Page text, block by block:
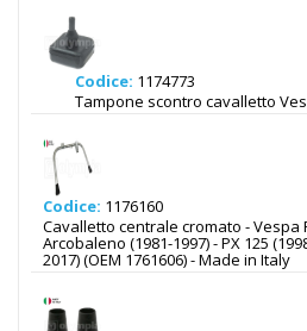
Codice: 1174773
Tampone scontro cavalletto
Codice: 1176160
Cavalletto centrale cromato - Vespa
Arcobaleno (1981-1997) - PX 125
2017) (OEM 1761606) - Made in Italy